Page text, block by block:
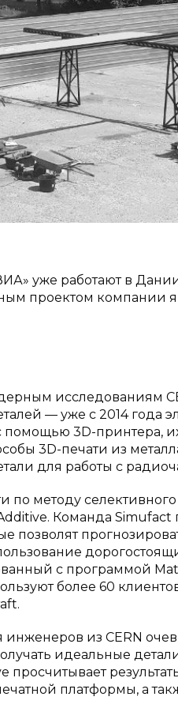
уже работают в
проектом компании
исследованиям
— уже с 2014
помощью 3D-принтера,
3D-печати из
для работы с
по методу
Команда Simufact
с программой
более 60
из CERN
идеальные
просчитывает
платформы, а